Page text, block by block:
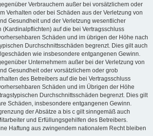
Verbrauchern außer bei vorsätzlichem oder
Verhalten oder bei Schäden aus der Verletzung von
Gesundheit und der Verletzung wesentlicher
(Kardinalpflichten) auf die bei Vertragsschluss
Schäden und im übrigen der Höhe nach
Durchschnittsschäden begrenzt. Dies gilt auch
wie insbesondere entgangenen Gewinn.
Unternehmern außer bei der Verletzung von
Gesundheit oder vorsätzlichem oder grob
des Betreibers auf die bei Vertragsschluss
Schäden und im Übrigen der Höhe
Durchschnittsschäden begrenzt. Dies gilt
Schäden, insbesondere entgangenen Gewinn.
der Absätze a bis c gilt sinngemäß auch
und Erfüllungsgehilfen des Betreibers.
Haftung aus zwingendem nationalem Recht bleiben